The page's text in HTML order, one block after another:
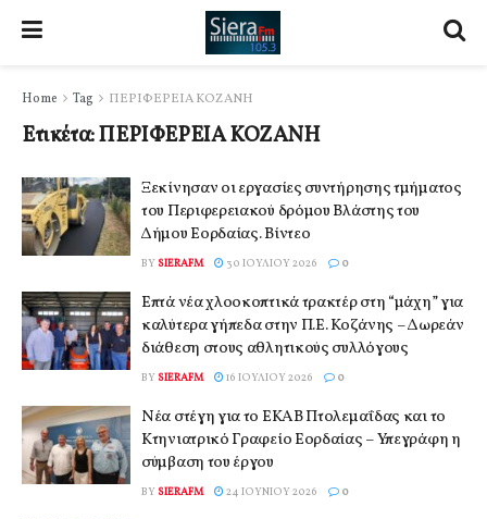
Home Tag ΠΕΡΙΦΕΡΕΙΑ ΚΟΖΑΝΗ
Ετικέτα:ΠΕΡΙΦΕΡΕΙΑ ΚΟΖΑΝΗ
Ξεκίνησαν οι εργασίες συντήρησης τμήματος
του Περιφερειακού δρόμου Βλάστης του
Δήμου Εορδαίας. Βίντεο
BY SIERAFM 30 ΙΟΥΛΊΟΥ 2026 0
Επτά νέα χλοοκοπτικά τρακτέρ στη “μάχη” για
καλύτερα γήπεδα στην Π.Ε. Κοζάνης – Δωρεάν
διάθεση στους αθλητικούς συλλόγους
BY SIERAFM 16 ΙΟΥΛΊΟΥ 2026 0
Νέα στέγη για το ΕΚΑΒ Πτολεμαΐδας και το
Κτηνιατρικό Γραφείο Εορδαίας – Υπεγράφη η
σύμβαση του έργου
BY SIERAFM 24 ΙΟΥΝΊΟΥ 2026 0